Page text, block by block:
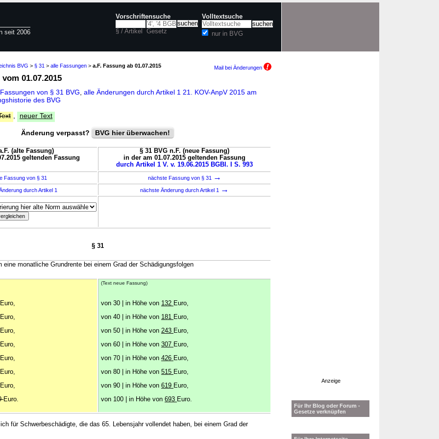
seit 2006
Vorschriftensuche
§ / Artikel Gesetz
Volltextsuche
nur in BVG
BVG > § 31 > alle Fassungen > a.F. Fassung ab 01.07.2015 Mail bei Änderungen
vom 01.07.2015
von § 31 BVG alle Änderungen durch Artikel 1 21. KOV-AnpV 2015 am
des BVG
neuer Text
Änderung verpasst? BVG hier überwachen!
(alte Fassung)
geltenden Fassung
§ 31 BVG n.F. (neue Fassung)
in der am 01.07.2015 geltenden Fassung
durch Artikel 1 V. v. 19.06.2015 BGBl. I S. 993
Fassung von § 31 nächste Fassung von § 31 →
durch Artikel 1 nächste Änderung durch Artikel 1 →
§ 31
monatliche Grundrente bei einem Grad der Schädigungsfolgen
Euro,
Euro,
Euro,
Euro,
Euro,
Euro,
Euro,
Euro.
(Text neue Fassung)
von 30 | in Höhe von 132 Euro,
von 40 | in Höhe von 181 Euro,
von 50 | in Höhe von 243 Euro,
von 60 | in Höhe von 307 Euro,
von 70 | in Höhe von 426 Euro,
von 80 | in Höhe von 515 Euro,
von 90 | in Höhe von 619 Euro,
von 100 | in Höhe von 693 Euro.
für Schwerbeschädigte, die das 65. Lebensjahr vollendet haben, bei einem Grad der
Anzeige
Für Ihr Blog oder Forum -
Gesetze verknüpfen